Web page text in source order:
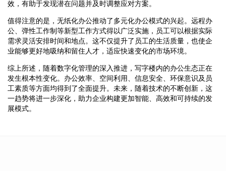
效，有助于发现潜在问题并及时调整应对方案。
值得注意的是，无纸化办公推动了多元化办公模式的兴起。远程办
公、弹性工作制等新型工作方式得以广泛实施，员工可以根据实际
需求灵活安排时间和地点。这不仅提升了员工的生活质量，也使企
业能够更好地吸纳和留住人才，适应快速变化的市场环境。
综上所述，随着数字化管理的深入推进，写字楼内的办公生态正在
发生根本性变化。办公效率、空间利用、信息安全、环保意识及员
工素质等方面均得到了全面提升。未来，随着技术的不断创新，这
一趋势将进一步深化，助力企业构建更加智能、高效和可持续的发
展模式。